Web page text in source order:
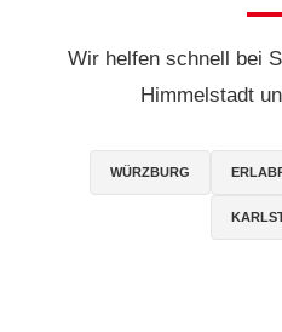
Wir helfen schnell bei
Himmelstadt
WÜRZBURG